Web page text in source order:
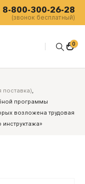
8-800-300-26-28
(звонок бесплатный)
0
поставка),
программы
возложена трудовая